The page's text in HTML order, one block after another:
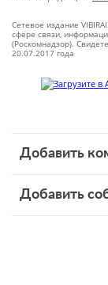
Сетевое издание
сфере связи,
(Роскомнадзор).
20.07.2017 года
Добавить
Добавить